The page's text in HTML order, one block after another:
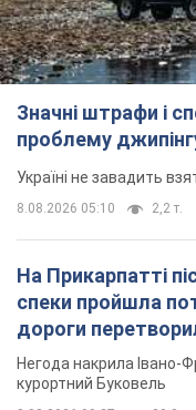
спеки пройшла
дороги
Відео
Негода накрила Івано-
8.08.2026 09:27
Жінці нарахували
за газ через
лічильника:
неочікуване
Чи треба платити борг
8 годин тому 31,2 т.